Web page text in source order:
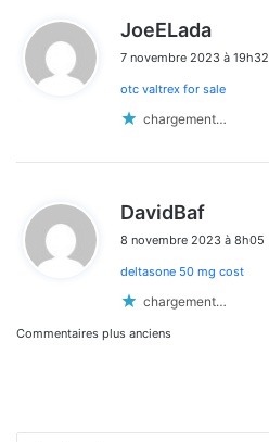
JoeELada
t
7 novembre 2023 à 19h32
otc valtrex for sale
chargement…
DavidBaf
t
8 novembre 2023 à 8h05
deltasone 50 mg cost
chargement…
Navigation
Commentaires plus anciens